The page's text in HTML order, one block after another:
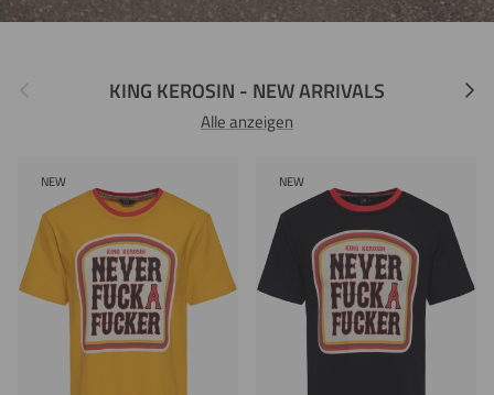
Vorherige KING KEROSIN - NEW ARRIVALS
Alle anzeigen
NEW NEW